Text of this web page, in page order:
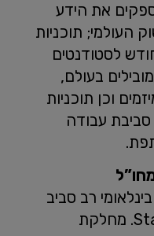
את הידע
העולמי; תוכניות
לסטודנטים
בעולם,
וכן תוכניות
סביבת עבודה
רב סביב
מיתוגה כ- Start-Up Nation. מחלקת